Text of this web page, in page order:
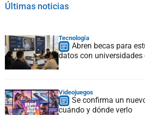
Últimas noticias
Tecnología
Abren becas para
datos con universidades
Videojuegos
Se confirma un
cuándo y dónde verlo